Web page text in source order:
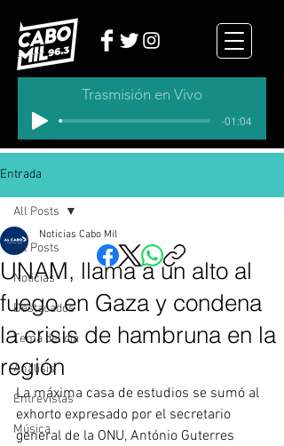
Trasmisión en Vivo
-01:04
Entrada
All Posts
Noticias
Destacados
Tema del dia
Analisis
Entrevistas
Música
All Posts
UNAM, llama a un alto al
fuego en Gaza y condena
la crisis de hambruna en la
región
Noticias Cabo Mil
La máxima casa de estudios se sumó al
exhorto expresado por el secretario
general de la ONU, António Guterres